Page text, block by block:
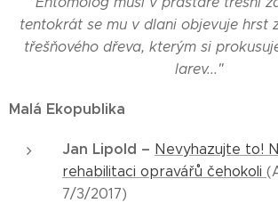
tentokrát se mu v dlani objevuje hrst
třešňového dřeva, kterým si
larev..."
Malá Ekopublika
Jan Lipold – Nevyhazujte to!
rehabilitaci opravářů čehokoli
7/3/2017)